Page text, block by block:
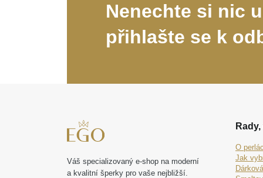
Nenechte si nic
přihlašte se k
Váš specializovaný e-shop na moderní
a kvalitní šperky pro vaše nejbližší.
O
Jak